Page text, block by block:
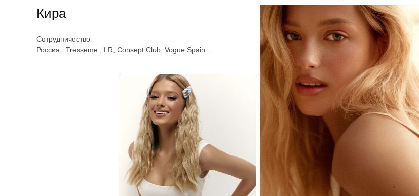
Кира
Сотрудничество
Россия : Tresseme , LR, Consept Club, Vogue Spain .